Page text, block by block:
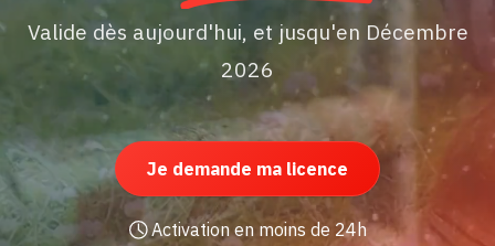
Valide dès aujourd'hui, et jusqu'en Décembre
2026
Je demande ma licence
Activation en moins de 24h